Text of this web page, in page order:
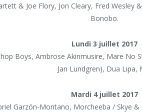
& Joe Flory, Jon Cleary, Fred Wesley
Bonobo.
Lundi 3 juillet 2017
Boys, Ambrose Akinmusire, Mare No
Jan Lundgren), Dua Lipa,
Mardi 4 juillet 2017
Garzón-Montano, Morcheeba / Skye